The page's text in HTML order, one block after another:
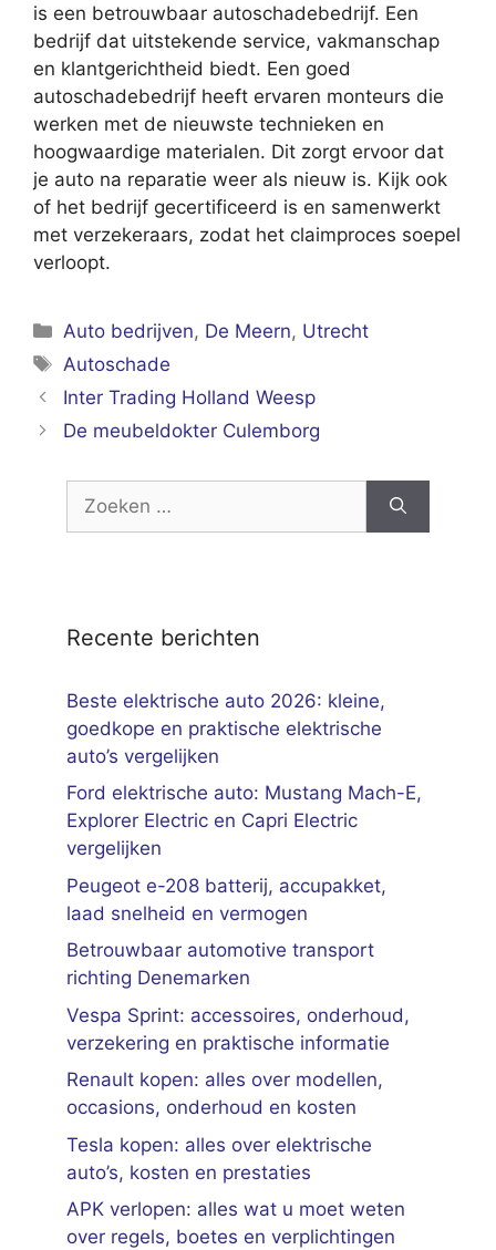
is een betrouwbaar autoschadebedrijf. Een
bedrijf dat uitstekende service, vakmanschap
en klantgerichtheid biedt. Een goed
autoschadebedrijf heeft ervaren monteurs die
werken met de nieuwste technieken en
hoogwaardige materialen. Dit zorgt ervoor dat
je auto na reparatie weer als nieuw is. Kijk ook
of het bedrijf gecertificeerd is en samenwerkt
met verzekeraars, zodat het claimproces soepel
verloopt.
Categorieën
Auto bedrijven, De Meern, Utrecht
Tags
Autoschade
Inter Trading Holland Weesp
De meubeldokter Culemborg
naar:
Recente berichten
Beste elektrische auto 2026: kleine,
goedkope en praktische elektrische
auto’s vergelijken
Ford elektrische auto: Mustang Mach-E,
Explorer Electric en Capri Electric
vergelijken
Peugeot e-208 batterij, accupakket,
laad snelheid en vermogen
Betrouwbaar automotive transport
richting Denemarken
Vespa Sprint: accessoires, onderhoud,
verzekering en praktische informatie
Renault kopen: alles over modellen,
occasions, onderhoud en kosten
Tesla kopen: alles over elektrische
auto’s, kosten en prestaties
APK verlopen: alles wat u moet weten
over regels, boetes en verplichtingen